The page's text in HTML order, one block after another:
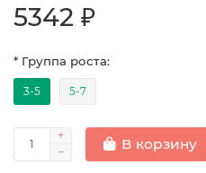
5342 ₽
* Группа роста:
3-5 5-7
В корзину